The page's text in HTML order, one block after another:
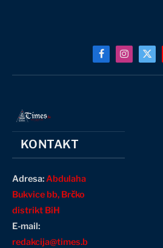
FacebookInstagram
X
KONTAKT
Adresa: Abdulaha
Bukvice bb, Brčko
distrikt BiH
E-mail:
redakcija@times.b